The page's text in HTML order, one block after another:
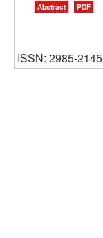
Abstract PDF
ISSN: 2985-2145